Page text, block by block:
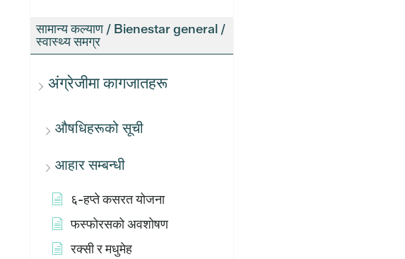
सामान्य कल्याण / Bienestar general /
स्वास्थ्य समग्र
अंग्रेजीमा कागजातहरू
औषधिहरूको सूची
आहार सम्बन्धी
६-हप्ते कसरत योजना
फस्फोरसको अवशोषण
रक्सी र मधुमेह